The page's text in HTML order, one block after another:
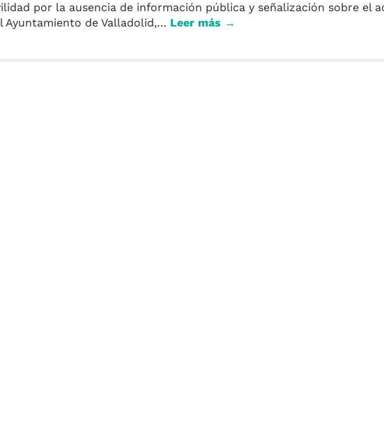
por la ausencia de información pública y señalización sobre el
Ayuntamiento de Valladolid,… Leer más →